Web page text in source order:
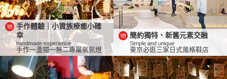
手作體驗｜小資族療癒小確
幸
handmade experience
手作一盞獨一無二專屬氣氛燈
簡約獨特、新舊元素交融
Simple and unique
東京必逛三家日式風格鞋店